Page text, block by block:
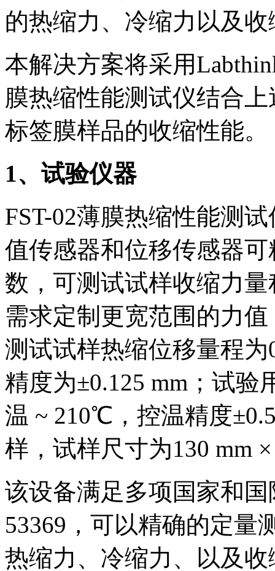
的热缩力、冷缩力以及
本解决方案将采用
膜热缩性能测试仪结合
标签膜样品的收缩性能。
1、试验仪器
FST-02薄膜热缩性能测
值传感器和位移传感器
数，可测试试样收缩力
需求定制更宽范围的力
测试试样热缩位移量程为
精度为±0.125 mm；试
温 ~ 210℃，控温精度
样，试样尺寸为130 mm
该设备满足多项国家和
53369，可以精确的定量
热缩力、冷缩力、以及